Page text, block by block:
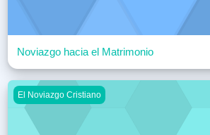
Noviazgo hacia el Matrimonio
Pureza, Límites y Propósito
El Noviazgo Cristiano